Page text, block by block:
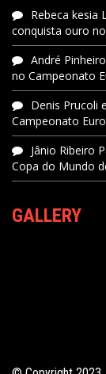
Rebeca kesia
conquista ouro
André
no Campeonato
Denis Prucoli
Campeonato
Jânio Ribeiro
Copa do Mundo
GALLERY